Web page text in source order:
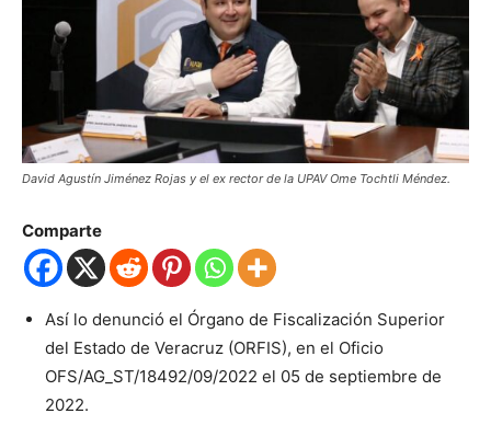
David Agustín Jiménez Rojas y el ex rector de la UPAV Ome Tochtli Méndez.
Comparte
Así lo denunció el Órgano de Fiscalización Superior
del Estado de Veracruz (ORFIS), en el Oficio
OFS/AG_ST/18492/09/2022 el 05 de septiembre de
2022.